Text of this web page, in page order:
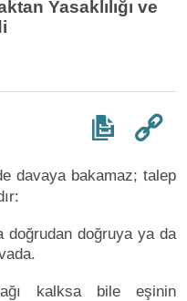
Yasaklılığı ve
davaya bakamaz; talep
doğruya ya da
kalksa bile eşinin